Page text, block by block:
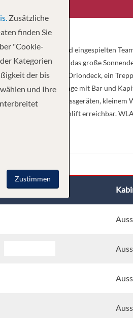
hervorragend eingespielten
und das große
Saturn- und Oriondeck, ein
Panoramalounge mit Bar und
mit Sauna, Fitnessgeräten, kleinem
ist mit einem Treppenlift erreichbar.
Deck
Zusätzliche
finden Sie
"Cookie-
Kategorien
der bis
und Ihre
Zustimmen